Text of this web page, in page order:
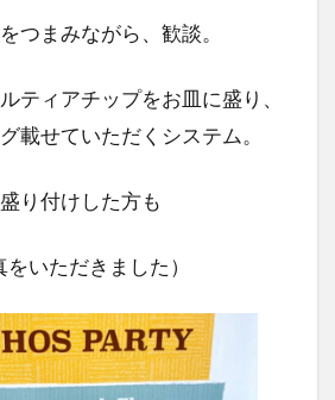
つまみながら、歓談。
ティアチップをお皿に盛り、
載せていただくシステム。
り付けした方も
をいただきました）